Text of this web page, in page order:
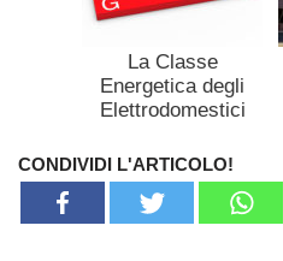
La Classe
Energetica degli
Elettrodomestici
CONDIVIDI L'ARTICOLO!